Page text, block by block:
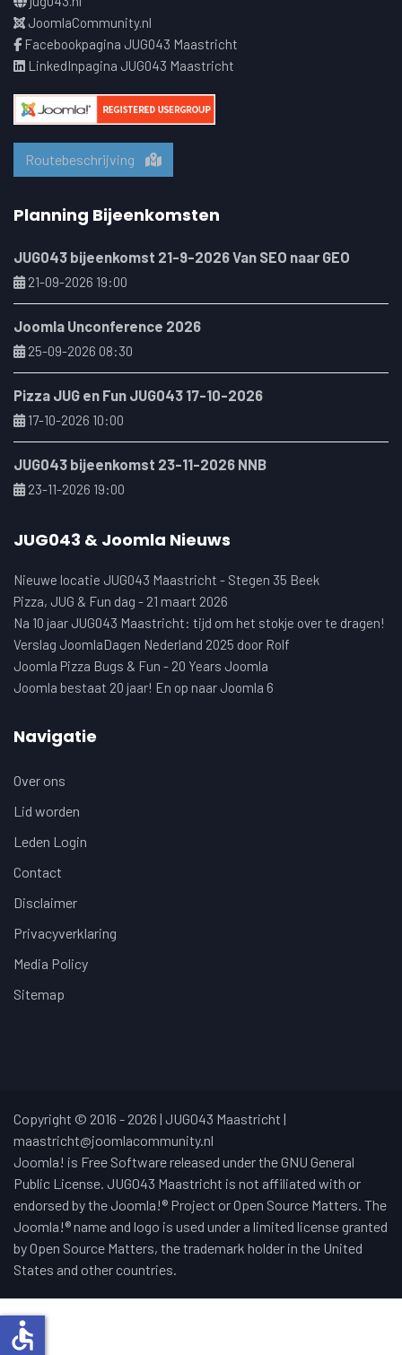
JoomlaCommunity.nl
Facebookpagina JUG043 Maastricht
LinkedInpagina JUG043 Maastricht
Routebeschrijving
Planning Bijeenkomsten
JUG043 bijeenkomst 21-9-2026 Van SEO naar GEO
21-09-2026 19:00
Joomla Unconference 2026
25-09-2026 08:30
Pizza JUG en Fun JUG043 17-10-2026
17-10-2026 10:00
JUG043 bijeenkomst 23-11-2026 NNB
23-11-2026 19:00
JUG043 & Joomla Nieuws
Nieuwe locatie JUG043 Maastricht - Stegen 35 Beek
Pizza, JUG & Fun dag - 21 maart 2026
Na 10 jaar JUG043 Maastricht: tijd om het stokje over te dragen!
Verslag JoomlaDagen Nederland 2025 door Rolf
Joomla Pizza Bugs & Fun - 20 Years Joomla
Joomla bestaat 20 jaar! En op naar Joomla 6
Navigatie
Over ons
Lid worden
Leden Login
Contact
Disclaimer
Privacyverklaring
Media Policy
Sitemap
Copyright © 2016 - 2026 | JUG043 Maastricht |
maastricht@joomlacommunity.nl
Joomla! is Free Software released under the GNU General
Public License. JUG043 Maastricht is not affiliated with or
endorsed by the Joomla!® Project or Open Source Matters. The
Joomla!® name and logo is used under a limited license granted
by Open Source Matters, the trademark holder in the United
States and other countries.
accessible